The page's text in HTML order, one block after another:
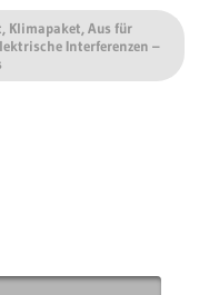
Klimapaket, Aus für
Interferenzen –